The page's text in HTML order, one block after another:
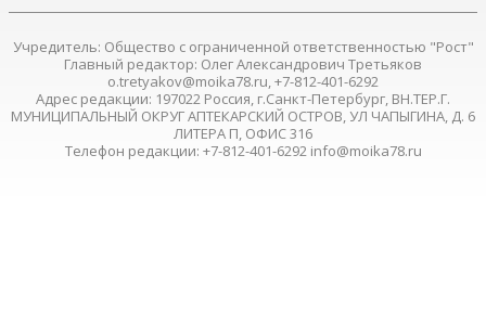
Учредитель: Общество с ограниченной ответственностью "Рост"
Главный редактор: Олег Александрович Третьяков
o.tretyakov@moika78.ru, +7-812-401-6292
Адрес редакции: 197022 Россия, г.Санкт-Петербург, ВН.ТЕР.Г.
МУНИЦИПАЛЬНЫЙ ОКРУГ АПТЕКАРСКИЙ ОСТРОВ, УЛ ЧАПЫГИНА, Д. 6
ЛИТЕРА П, ОФИС 316
Телефон редакции: +7-812-401-6292 info@moika78.ru